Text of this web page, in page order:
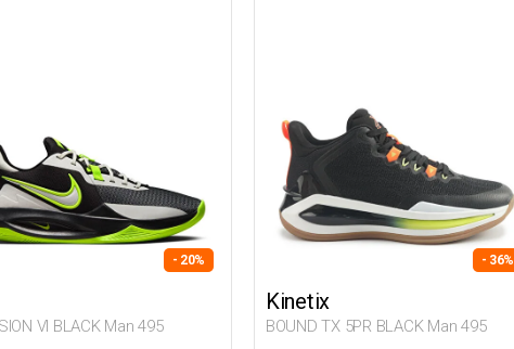
- 20%
VI BLACK Man 495
- 36%
Kinetix
BOUND TX 5PR BLACK Man 495